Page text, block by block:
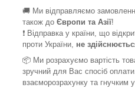
🚚 Ми відправляємо
також до Європи та Азії!
❗ Відправка у країни, що
проти України, не
📦 Ми розрахуємо вартість
зручний для Вас спосіб
взаєморозрахунку та гнучким